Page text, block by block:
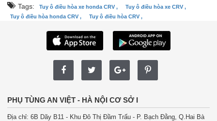
Tags: Tuy ô điều hòa xe honda CRV ,
Tuy ô điều hòa xe CRV ,
Tuy ô điều hòa honda CRV ,
Tuy ô điều hòa CRV ,
PHỤ TÙNG AN VIỆT - HÀ NỘI CƠ SỞ I
Địa chỉ: 6B Dãy B11 - Khu Đô Thị Đầm Trấu - P. Bạch Đằng, Q.Hai Bà